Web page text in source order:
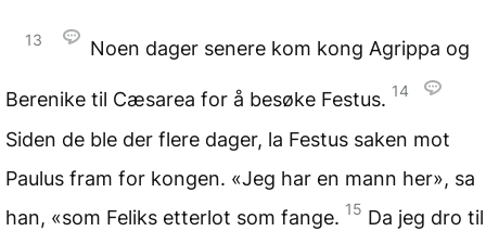
13 Noen dager senere kom kong Agrippa og
Berenike til Cæsarea for å besøke Festus. 14
Siden de ble der flere dager, la Festus saken mot
Paulus fram for kongen. «Jeg har en mann her», sa
han, «som Feliks etterlot som fange. 15 Da jeg dro til